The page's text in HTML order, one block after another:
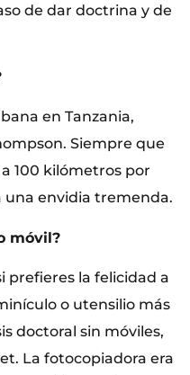
de dar doctrina y de
en Tanzania,
Siempre que
100 kilómetros por
una envidia tremenda.
móvil?
prefieres la felicidad a
o utensilio más
doctoral sin móviles,
La fotocopiadora era